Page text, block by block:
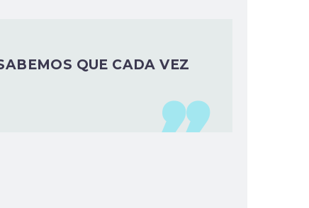
QUE CADA VEZ